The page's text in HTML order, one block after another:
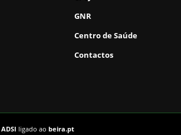
GNR
Centro de Saúde
Contactos
ADSI ligado ao beira.pt